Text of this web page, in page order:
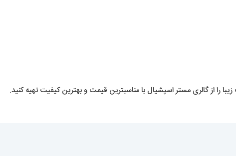
را از گالری مستر اسپشیال با مناسبترین قیمت و بهترین کیفیت تهیه کنید.